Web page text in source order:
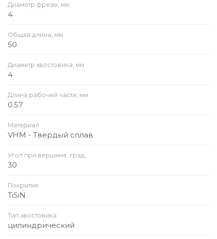
Диаметр фрезы, мм
4
Общая длина, мм
50
Диаметр хвостовика, мм
4
Длина рабочей части, мм
0.57
Материал
VHM - Твердый сплав
Угол при вершине, град.
30
Покрытие
TiSiN
Тип хвостовика
цилиндрический